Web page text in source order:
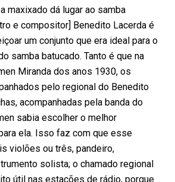
maxixado dá lugar ao samba
e compositor] Benedito Lacerda é
um conjunto que era ideal para o
samba batucado. Tanto é que na
Miranda dos anos 1930, os
pelo regional do Benedito
acompanhadas pela banda do
sabia escolher o melhor
ela. Isso faz com que esse
violões ou três, pandeiro,
solista; o chamado regional
útil nas estações de rádio, porque